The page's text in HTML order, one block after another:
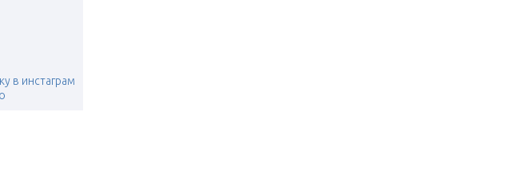
в инстаграм